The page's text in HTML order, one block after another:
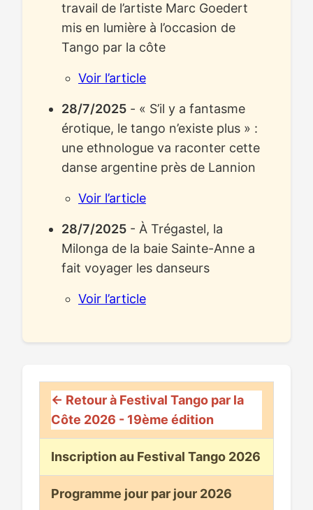
travail de l’artiste Marc Goedert
mis en lumière à l’occasion de
Tango par la côte
Voir l’article
28/7/2025 - « S’il y a fantasme
érotique, le tango n’existe plus » :
une ethnologue va raconter cette
danse argentine près de Lannion
Voir l’article
28/7/2025 - À Trégastel, la
Milonga de la baie Sainte-Anne a
fait voyager les danseurs
Voir l’article
← Retour à Festival Tango par la
Côte 2026 - 19ème édition
Inscription au Festival Tango 2026
Programme jour par jour 2026